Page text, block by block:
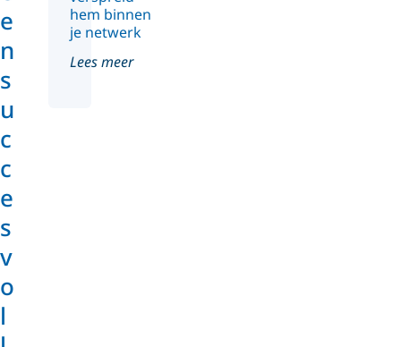
e
n
s
u
c
c
e
s
v
o
l
hem binnen
je netwerk
Lees meer